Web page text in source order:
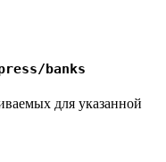
banks
для указанной